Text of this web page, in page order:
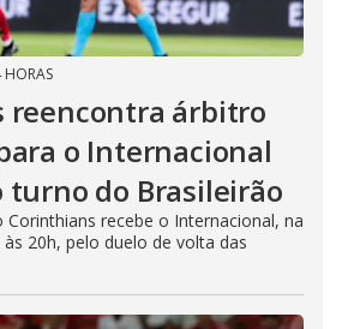
HORAS
reencontra árbitro
o Internacional
do Brasileirão
recebe o Internacional, na
20h, pelo duelo de volta das